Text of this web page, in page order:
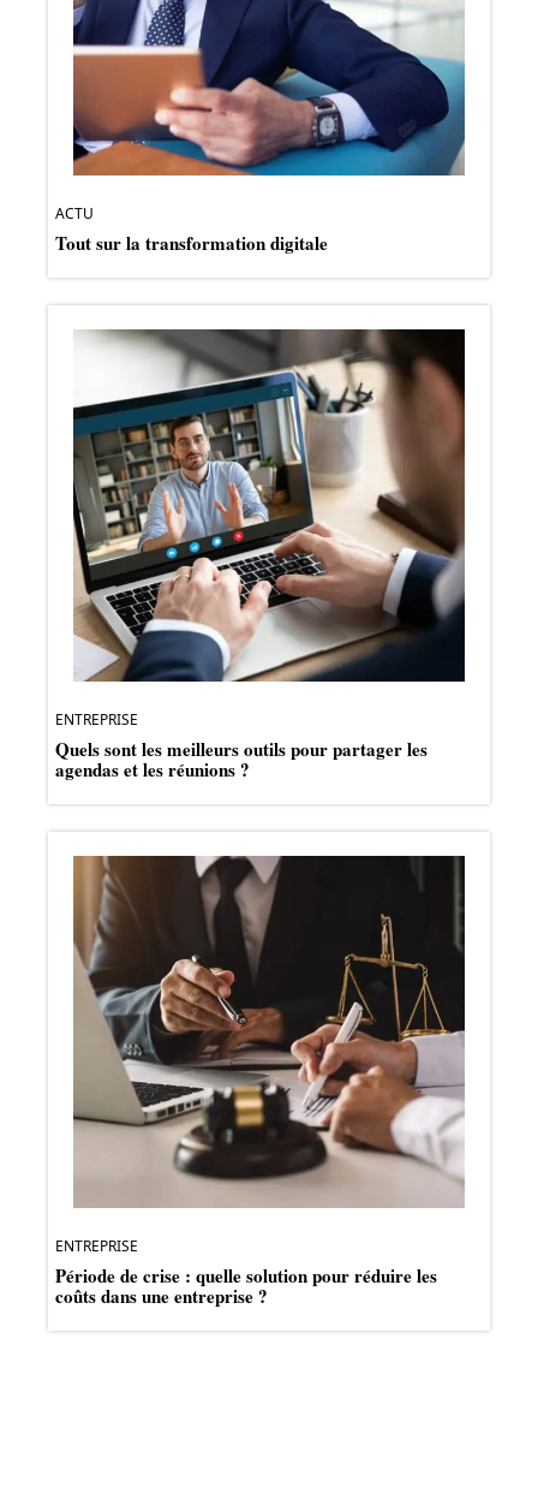
ACTU
Tout sur la transformation digitale
ENTREPRISE
Quels sont les meilleurs outils pour partager les
agendas et les réunions ?
ENTREPRISE
Période de crise : quelle solution pour réduire les
coûts dans une entreprise ?